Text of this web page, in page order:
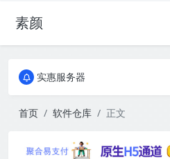
素颜
全国免费包邮流量卡
全国免费包邮流量卡
首页
软件仓库 正文